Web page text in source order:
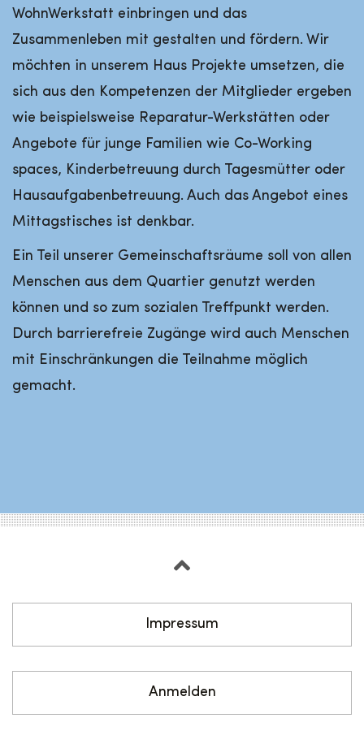
WohnWerkstatt einbringen und das
Zusammenleben mit gestalten und fördern. Wir
möchten in unserem Haus Projekte umsetzen, die
sich aus den Kompetenzen der Mitglieder ergeben
wie beispielsweise Reparatur-Werkstätten oder
Angebote für junge Familien wie Co-Working
spaces, Kinderbetreuung durch Tagesmütter oder
Hausaufgabenbetreuung. Auch das Angebot eines
Mittagstisches ist denkbar.
Ein Teil unserer Gemeinschaftsräume soll von allen
Menschen aus dem Quartier genutzt werden
können und so zum sozialen Treffpunkt werden.
Durch barrierefreie Zugänge wird auch Menschen
mit Einschränkungen die Teilnahme möglich
gemacht.
Impressum
Anmelden